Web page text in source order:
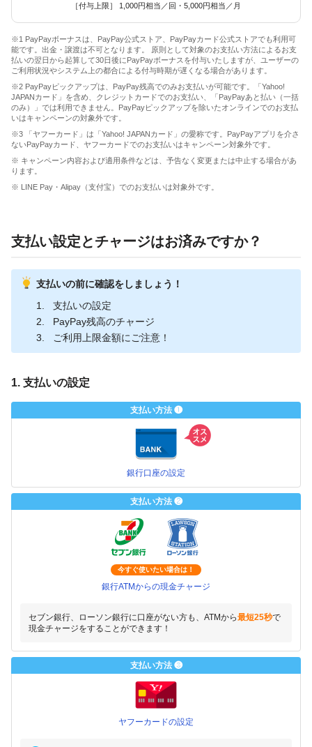
［付与上限］ 1,000円相当／回・5,000円相当／月
※1 PayPayボーナスは、PayPay公式ストア、PayPayカード公式ストアでも利用可
能です。出金・譲渡は不可となります。 原則として対象のお支払い方法によるお支
払いの翌日から起算して30日後にPayPayボーナスを付与いたしますが、ユーザーの
ご利用状況やシステム上の都合による付与時期が遅くなる場合があります。
※2 PayPayピックアップは、PayPay残高でのみお支払いが可能です。「Yahoo!
JAPANカード」を含め、クレジットカードでのお支払い、「PayPayあと払い（一括
のみ）」では利用できません。PayPayピックアップを除いたオンラインでのお支払
いはキャンペーンの対象外です。
※3 「ヤフーカード」は「Yahoo! JAPANカード」の愛称です。PayPayアプリを介さ
ないPayPayカード、ヤフーカードでのお支払いはキャンペーン対象外です。
※ キャンペーン内容および適用条件などは、予告なく変更または中止する場合があ
ります。
※ LINE Pay・Alipay（支付宝）でのお支払いは対象外です。
支払い設定とチャージはお済みですか？
支払いの前に確認をしましょう！
支払いの設定
PayPay残高のチャージ
ご利用上限金額にご注意！
1. 支払いの設定
支払い方法 ❶
銀行口座の設定
支払い方法 ❷
今すぐ使いたい場合は！
銀行ATMからの現金チャージ
セブン銀行、ローソン銀行に口座がない方も、ATMから最短25秒で
現金チャージをすることができます！
支払い方法 ❸
ヤフーカードの設定